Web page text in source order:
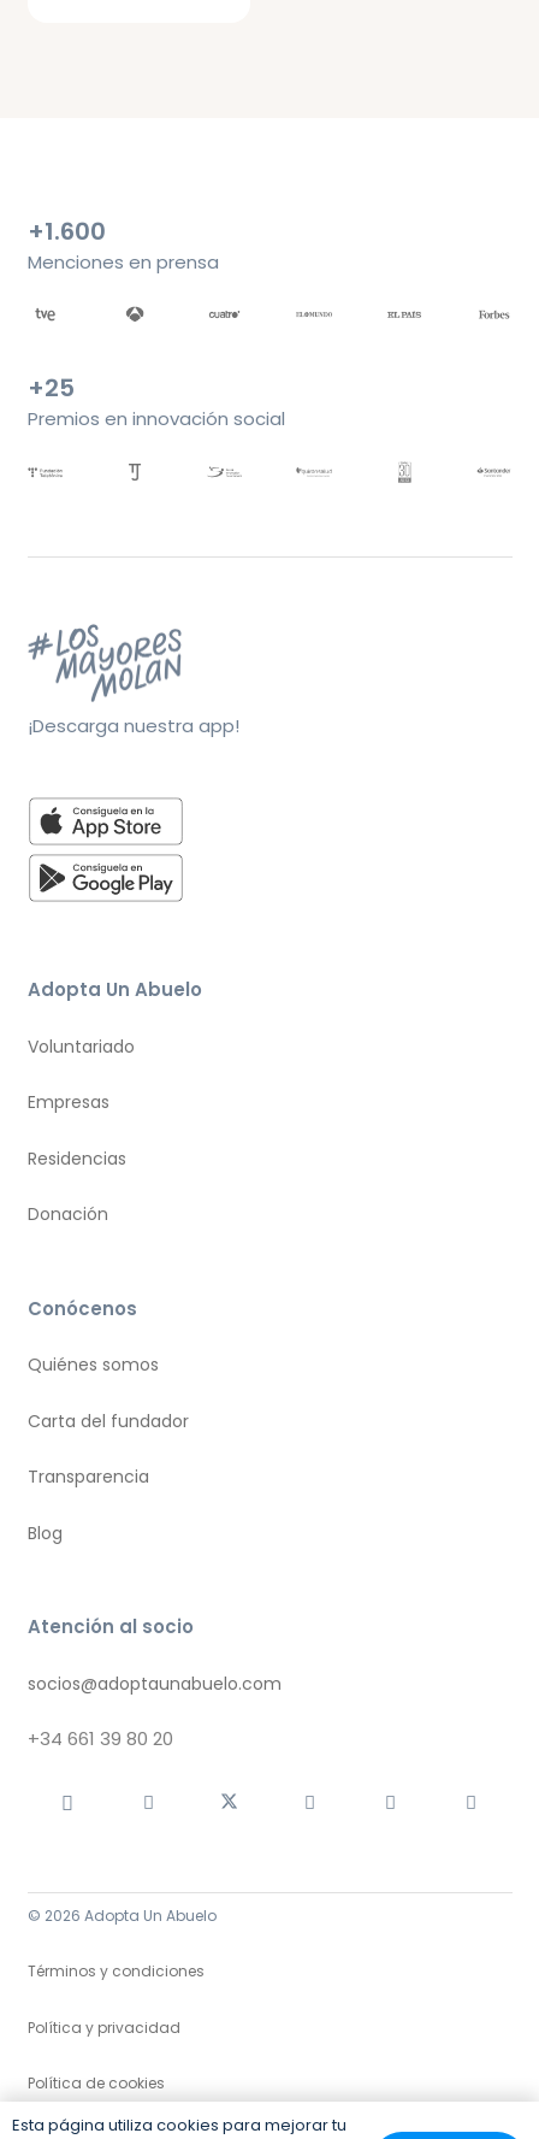
+1.600
Menciones en prensa
+25
Premios en innovación social
¡Descarga nuestra app!
Adopta Un Abuelo
Voluntariado
Empresas
Residencias
Donación
Conócenos
Quiénes somos
Carta del fundador
Transparencia
Blog
Atención al socio
socios@adoptaunabuelo.com
+34 661 39 80 20
© 2026 Adopta Un Abuelo
Términos y condiciones
Política y privacidad
Política de cookies
Esta página utiliza cookies para mejorar tu